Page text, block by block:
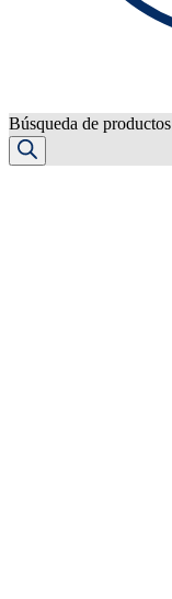
Búsqueda de productos